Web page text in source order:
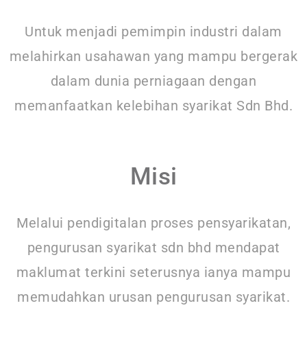
Untuk menjadi pemimpin industri dalam
melahirkan usahawan yang mampu bergerak
dalam dunia perniagaan dengan
memanfaatkan kelebihan syarikat Sdn Bhd.
Misi
Melalui pendigitalan proses pensyarikatan,
pengurusan syarikat sdn bhd mendapat
maklumat terkini seterusnya ianya mampu
memudahkan urusan pengurusan syarikat.